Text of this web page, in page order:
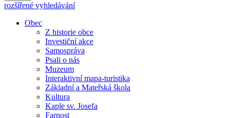
rozšířené vyhledávání
Obec
Z historie obce
Investiční akce
Samospráva
Psali o nás
Muzeum
Interaktivní mapa-turistika
Základní a Mateřská škola
Kultura
Kaple sv. Josefa
Farnost